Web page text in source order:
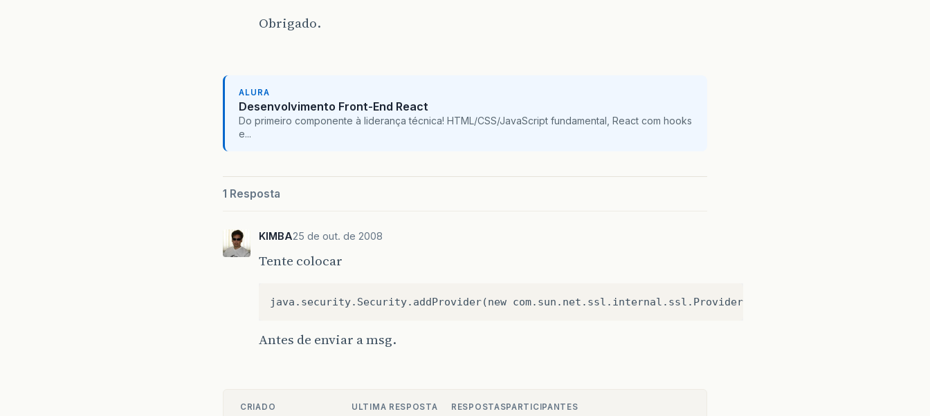
Obrigado.
ALURA
Desenvolvimento Front-End React
Do primeiro componente à liderança técnica! HTML/CSS/JavaScript fundamental, React com hooks
e...
1 Resposta
KIMBA25 de out. de 2008
Tente colocar
Antes de enviar a msg.
CRIADO ULTIMA RESPOSTA RESPOSTASPARTICIPANTES